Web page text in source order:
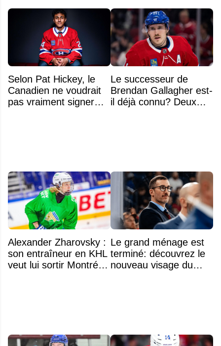
Selon Pat Hickey, le
Canadien ne voudrait
pas vraiment signer
Le successeur de
Brendan Gallagher est-
il déjà connu? Deux
Alexander Zharovsky :
son entraîneur en KHL
veut lui sortir Montréal
Le grand ménage est
terminé: découvrez le
nouveau visage du